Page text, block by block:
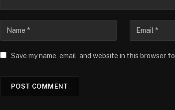
Save my name, email, and website in this browser